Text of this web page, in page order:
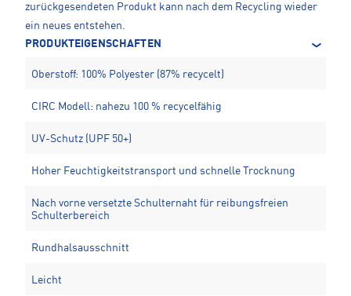
zurückgesendeten Produkt kann nach dem Recycling wieder
ein neues entstehen.
PRODUKTEIGENSCHAFTEN
Oberstoff: 100% Polyester (87% recycelt)
CIRC Modell: nahezu 100 % recycelfähig
UV-Schutz (UPF 50+)
Hoher Feuchtigkeitstransport und schnelle Trocknung
Nach vorne versetzte Schulternaht für reibungsfreien
Schulterbereich
Rundhalsausschnitt
Leicht